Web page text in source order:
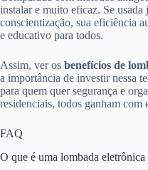
instalar e muito eficaz. Se usada
conscientização, sua eficiência
e educativo para todos.
Assim, ver os benefícios de
a importância de investir nessa
para quem quer segurança e
residenciais, todos ganham com
FAQ
O que é uma lombada eletrônica